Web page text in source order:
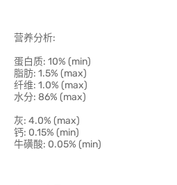
营养分析:
蛋白质: 10% (min)
脂肪: 1.5% (max)
纤维: 1.0% (max)
水分: 86% (max)
灰: 4.0% (max)
钙: 0.15% (min)
牛磺酸: 0.05% (min)